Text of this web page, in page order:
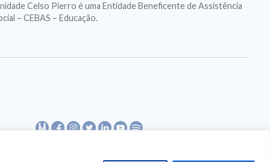
Celso Pierro é uma Entidade Beneficente de Assistência
– CEBAS – Educação.